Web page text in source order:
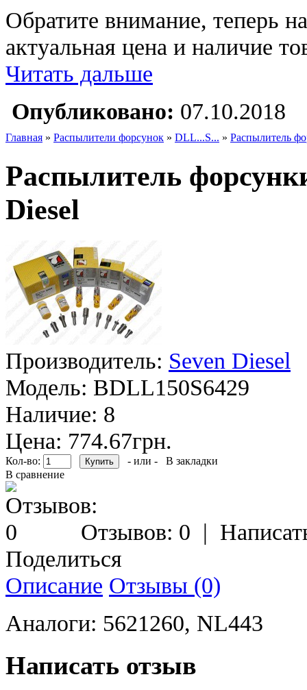
Обратите внимание, теперь
актуальная цена и наличие
Читать дальше
Опубликовано: 07.10.2018
Главная » Распылители форсунок » DLL...S... » Распылитель
Распылитель
Diesel
Производитель: Seven Diesel
Модель: BDLL150S6429
Наличие: 8
Цена: 774.67грн.
Кол-во: - или -
В закладки
В сравнение
Отзывов: 0 |
Поделиться
Описание Отзывы (0)
Аналоги: 5621260, NL443
Написать отзыв